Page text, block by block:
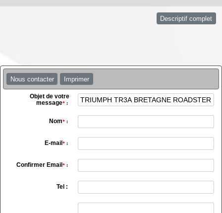
Descriptif complet
Nous contacter Imprimer
Objet de votre
message*:
Nom*:
E-mail *:
Confirmer Email *:
Tel :